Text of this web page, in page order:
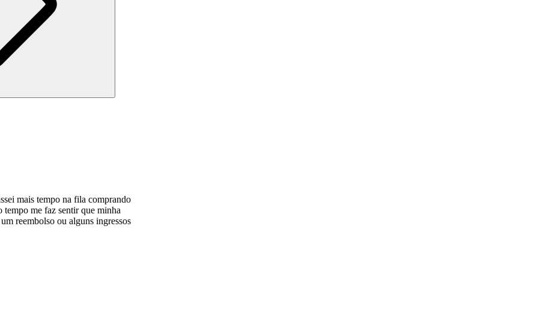
mais tempo na fila comprando
tempo me faz sentir que minha
reembolso ou alguns ingressos